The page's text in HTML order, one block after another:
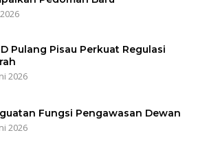
Pulang Pisau Perkuat Regulasi
2026
Fungsi Pengawasan Dewan
2026